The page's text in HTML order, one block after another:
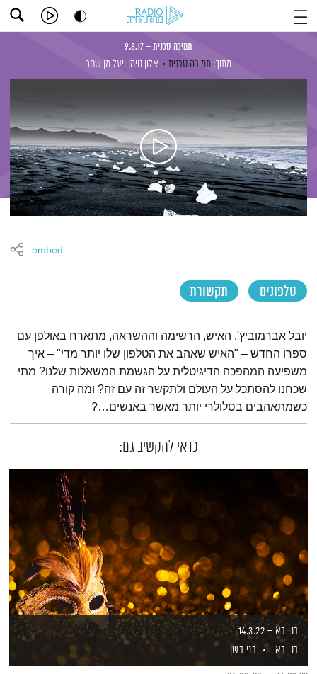
תמיכה טכנית – 9.8.17
מתוך: תמיכה טכנית אלון נוימן ויעל מן שחר
טלפונים תקשורת
embed
תמצית הפודקאסט
יובל אברמוביץ', האיש, הרשימה וההשראה, מתארח באולפן עם
ספרו החדש – "האיש שאהב את הטלפון שלו יותר מדי" – איך
משפיעה המהפכה הדיגיטלית על הגשמת המשאלות שלנו? מתי
שכחנו להסתכל על העולם ולתקשר זה עם זה? ומה קורה
כשמתאהבים בסלולרי יותר מאשר באנשים…?
כדאי להקשיב גם:
בני בא – 14.3.22
בני בא
בני בשן